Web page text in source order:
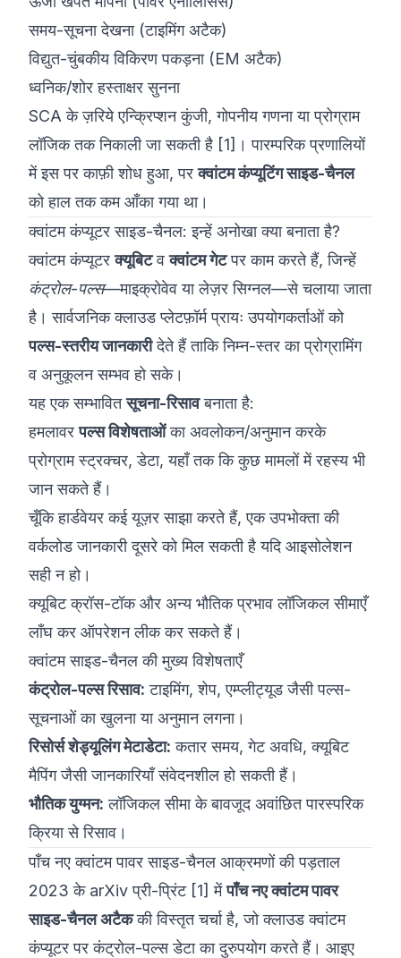
समय-सूचना देखना (टाइमिंग अटैक)
विद्युत-चुंबकीय विकिरण पकड़ना (EM अटैक)
ध्वनिक/शोर हस्ताक्षर सुनना
SCA के ज़रिये एन्क्रिप्शन कुंजी, गोपनीय गणना या प्रोग्राम
लॉजिक तक निकाली जा सकती है [1]। पारम्परिक प्रणालियों
में इस पर काफ़ी शोध हुआ, परक्वांटम कंप्यूटिंग साइड-चैनल
को हाल तक कम आँका गया था।
क्वांटम कंप्यूटर साइड-चैनल: इन्हें अनोखा क्या बनाता है?
क्वांटम कंप्यूटरक्यूबिटवक्वांटम गेटपर काम करते हैं, जिन्हें
कंट्रोल-पल्स—माइक्रोवेव या लेज़र सिग्नल—से चलाया जाता
है। सार्वजनिक क्लाउड प्लेटफ़ॉर्म प्रायः उपयोगकर्ताओं को
पल्स-स्तरीय जानकारीदेते हैं ताकि निम्न-स्तर का प्रोग्रामिंग
व अनुकूलन सम्भव हो सके।
यह एक सम्भावितसूचना-रिसावबनाता है:
हमलावरपल्स विशेषताओंका अवलोकन/अनुमान करके
प्रोग्राम स्ट्रक्चर, डेटा, यहाँ तक कि कुछ मामलों में रहस्य भी
जान सकते हैं।
चूँकि हार्डवेयर कई यूज़र साझा करते हैं, एक उपभोक्ता की
वर्कलोड जानकारी दूसरे को मिल सकती है यदि आइसोलेशन
सही न हो।
क्यूबिट क्रॉस-टॉक और अन्य भौतिक प्रभाव लॉजिकल सीमाएँ
लाँघ कर ऑपरेशन लीक कर सकते हैं।
क्वांटम साइड-चैनल की मुख्य विशेषताएँ
कंट्रोल-पल्स रिसाव: टाइमिंग, शेप, एम्प्लीट्यूड जैसी पल्स-
सूचनाओं का खुलना या अनुमान लगना।
रिसोर्स शेड्यूलिंग मेटाडेटा: कतार समय, गेट अवधि, क्यूबिट
मैपिंग जैसी जानकारियाँ संवेदनशील हो सकती हैं।
भौतिक युग्मन: लॉजिकल सीमा के बावजूद अवांछित पारस्परिक
क्रिया से रिसाव।
पाँच नए क्वांटम पावर साइड-चैनल आक्रमणों की पड़ताल
2023 के arXiv प्री-प्रिंट [1] मेंपाँच नए क्वांटम पावर
साइड-चैनल अटैककी विस्तृत चर्चा है, जो क्लाउड क्वांटम
कंप्यूटर पर कंट्रोल-पल्स डेटा का दुरुपयोग करते हैं। आइए